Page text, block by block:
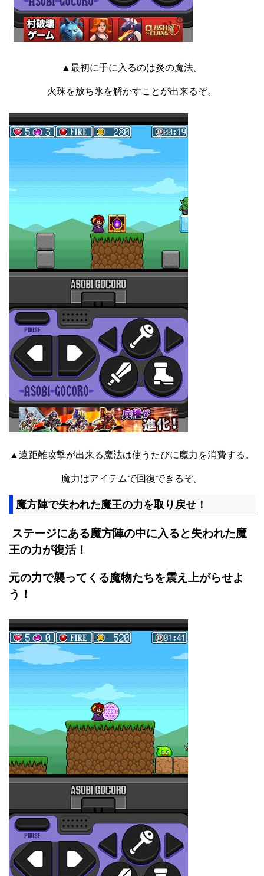
▲最初に手に入るのは炎の魔法。
火珠を放ち氷を解かすことが出来るぞ。
▲遠距離攻撃が出来る魔法は使うたびに魔力を消費する。
魔力はアイテムで回復できるぞ。
魔方陣で失われた魔王の力を取り戻せ！
ステージにある魔方陣の中に入ると失われた魔
王の力が復活！
元の力で襲ってくる魔物たちを震え上がらせよ
う！